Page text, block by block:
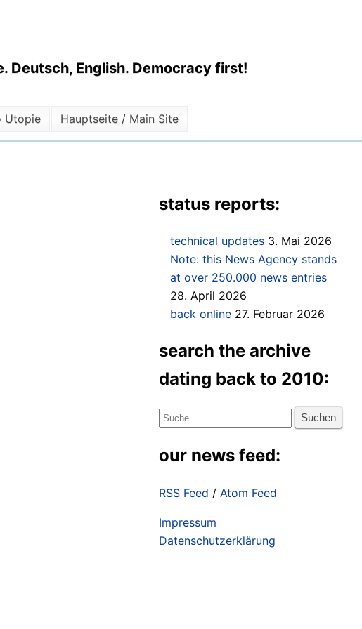
Deutsch, English. Democracy first!
Utopie Hauptseite / Main Site
status reports:
technical updates 3. Mai 2026
Note: this News Agency stands
at over 250.000 news entries
28. April 2026
back online 27. Februar 2026
search the archive
dating back to 2010:
Suche
our news feed:
RSS Feed / Atom Feed
Impressum
Datenschutzerklärung